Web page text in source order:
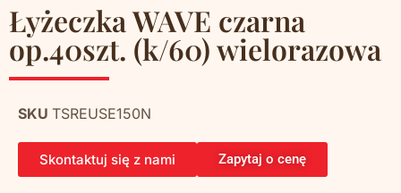
Łyżeczka WAVE czarna
op.40szt. (k/60) wielorazowa
SKU TSREUSE150N
Skontaktuj się z nami Zapytaj o cenę